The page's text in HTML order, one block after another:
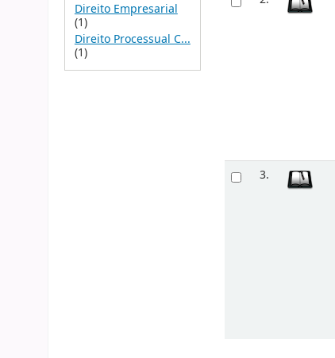
Direito Empresarial
(1)
Direito Processual C...
(1)
3.